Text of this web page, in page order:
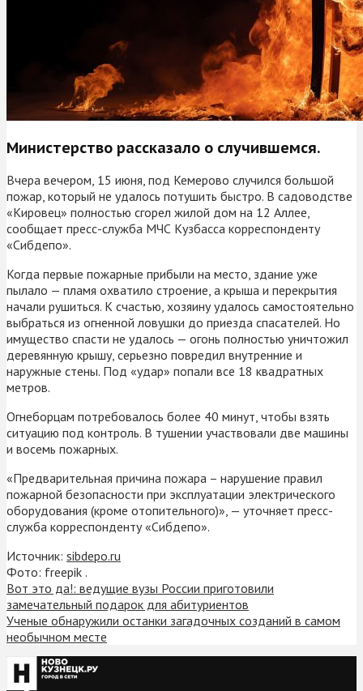
Министерство рассказало о случившемся.
Вчера вечером, 15 июня, под Кемерово случился большой
пожар, который не удалось потушить быстро. В садоводстве
«Кировец» полностью сгорел жилой дом на 12 Аллее,
сообщает пресс-служба МЧС Кузбасса корреспонденту
«Сибдепо».
Когда первые пожарные прибыли на место, здание уже
пылало — пламя охватило строение, а крыша и перекрытия
начали рушиться. К счастью, хозяину удалось самостоятельно
выбраться из огненной ловушки до приезда спасателей. Но
имущество спасти не удалось — огонь полностью уничтожил
деревянную крышу, серьезно повредил внутренние и
наружные стены. Под «удар» попали все 18 квадратных
метров.
Огнеборцам потребовалось более 40 минут, чтобы взять
ситуацию под контроль. В тушении участвовали две машины
и восемь пожарных.
«Предварительная причина пожара – нарушение правил
пожарной безопасности при эксплуатации электрического
оборудования (кроме отопительного)», — уточняет пресс-
служба корреспонденту «Сибдепо».
Источник: sibdepo.ru
Фото: freepik .
Вот это да!: ведущие вузы России приготовили
замечательный подарок для абитуриентов
Ученые обнаружили останки загадочных созданий в самом
необычном месте